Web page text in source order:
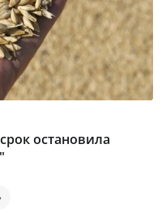
остановила